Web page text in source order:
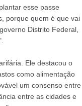
esse passe
porque quem é que vai
Distrito Federal,
Ele destacou o
como alimentação
um consenso entre
entre as cidades e